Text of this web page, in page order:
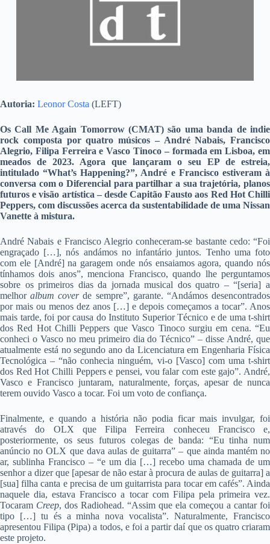
Autoria: Leonor Costa (LEFT)
Os Call Me Again Tomorrow (CMAT) são uma banda de indie
rock composta por quatro músicos – André Nabais, Francisco
Alegrio, Filipa Ferreira e Vasco Tinoco – formada em Lisboa, em
meados de 2023. Agora que lançaram o seu EP de estreia,
intitulado “What’s Happening?”, André e Francisco estiveram à
conversa com o Diferencial para partilhar a sua trajetória, planos
futuros e visão artística – desde Capitão Fausto aos Red Hot Chilli
Peppers, com discussões acerca da sustentabilidade de uma Nissan
Vanette à mistura.
André Nabais e Francisco Alegrio conheceram-se bastante cedo: “Foi
engraçado […], nós andámos no infantário juntos. Tenho uma foto
com ele [André] na garagem onde nós ensaiamos agora, quando nós
tínhamos dois anos”, menciona Francisco, quando lhe perguntamos
sobre os primeiros dias da jornada musical dos quatro – “[seria] a
melhoralbum coverde sempre”, garante. “Andámos desencontrados
por mais ou menos dez anos […] e depois começamos a tocar”. Anos
mais tarde, foi por causa do Instituto Superior Técnico e de uma t-shirt
dos Red Hot Chilli Peppers que Vasco Tinoco surgiu em cena. “Eu
conheci o Vasco no meu primeiro dia do Técnico” – disse André, que
atualmente está no segundo ano da Licenciatura em Engenharia Física
Tecnológica – “não conhecia ninguém, vi-o [Vasco] com uma t-shirt
dos Red Hot Chilli Peppers e pensei, vou falar com este gajo”. André,
Vasco e Francisco juntaram, naturalmente, forças, apesar de nunca
terem ouvido Vasco a tocar. Foi um voto de confiança.
Finalmente, e quando a história não podia ficar mais invulgar, foi
através do OLX que Filipa Ferreira conheceu Francisco e,
posteriormente, os seus futuros colegas de banda: “Eu tinha num
anúncio no OLX que dava aulas de guitarra” – que ainda mantém no
ar, sublinha Francisco – “e um dia […] recebo uma chamada de um
senhor a dizer que [apesar de não estar à procura de aulas de guitarra] a
[sua] filha canta e precisa de um guitarrista para tocar em cafés”. Ainda
naquele dia, estava Francisco a tocar com Filipa pela primeira vez.
Tocaram Creep, dos Radiohead. “Assim que ela começou a cantar foi
tipo […] tu és a minha nova vocalista”. Naturalmente, Francisco
apresentou Filipa (Pipa) a todos, e foi a partir daí que os quatro criaram
este projeto.